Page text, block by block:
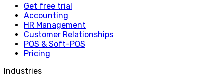
Get free trial
Accounting
HR Management
Customer Relationships
POS & Soft-POS
Pricing
Industries